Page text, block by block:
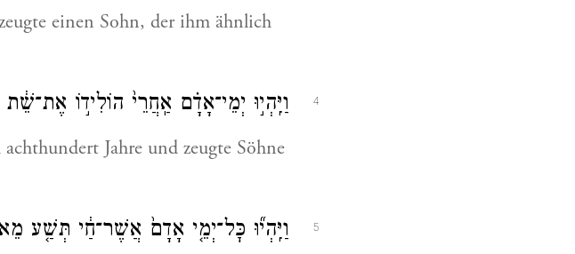
einen Sohn, der ihm ähnlich
4 וַיִּֽהְי֣וּ יְמֵי־אָדָ֗ם אַֽחֲרֵי֙ הוֹלִיד֣וֹ
Jahre und zeugte Söhne
5 וַיִּֽהְי֞וּ כׇּל־יְמֵ֤י אָדָם֙ אֲשֶׁר־חַ֔י תְּשַׁ֤ע